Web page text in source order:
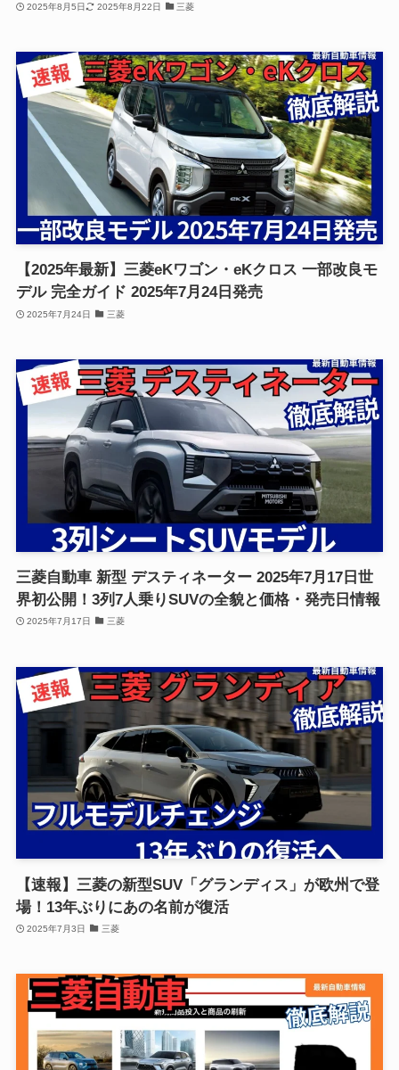
2025年8月5日 2025年8月22日 三菱
【2025年最新】三菱eKワゴン・eKクロス 一部改良モ
デル 完全ガイド 2025年7月24日発売
2025年7月24日 三菱
三菱自動車 新型 デスティネーター 2025年7月17日世
界初公開！3列7人乗りSUVの全貌と価格・発売日情報
2025年7月17日 三菱
【速報】三菱の新型SUV「グランディス」が欧州で登
場！13年ぶりにあの名前が復活
2025年7月3日 三菱